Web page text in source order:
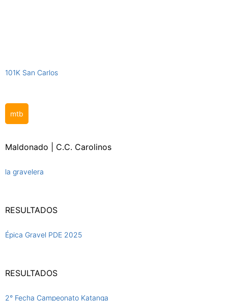
101K San Carlos
mtb
Maldonado | C.C. Carolinos
la gravelera
RESULTADOS
Épica Gravel PDE 2025
RESULTADOS
2° Fecha Campeonato Katanga